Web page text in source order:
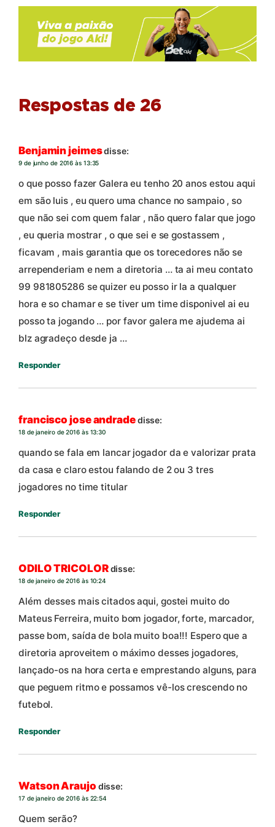
Respostas de 26
Benjamin jeimesdisse:
9 de junho de 2016 às 13:35
o que posso fazer Galera eu tenho 20 anos estou aqui
em são luis , eu quero uma chance no sampaio , so
que não sei com quem falar , não quero falar que jogo
, eu queria mostrar , o que sei e se gostassem ,
ficavam , mais garantia que os torecedores não se
arrependeriam e nem a diretoria … ta ai meu contato
99 981805286 se quizer eu posso ir la a qualquer
hora e so chamar e se tiver um time disponivel ai eu
posso ta jogando … por favor galera me ajudema ai
blz agradeço desde ja …
Responder
francisco jose andradedisse:
18 de janeiro de 2016 às 13:30
quando se fala em lancar jogador da e valorizar prata
da casa e claro estou falando de 2 ou 3 tres
jogadores no time titular
Responder
ODILO TRICOLORdisse:
18 de janeiro de 2016 às 10:24
Além desses mais citados aqui, gostei muito do
Mateus Ferreira, muito bom jogador, forte, marcador,
passe bom, saída de bola muito boa!!! Espero que a
diretoria aproveitem o máximo desses jogadores,
lançado-os na hora certa e emprestando alguns, para
que peguem ritmo e possamos vê-los crescendo no
futebol.
Responder
Watson Araujo disse:
17 de janeiro de 2016 às 22:54
Quem serão?